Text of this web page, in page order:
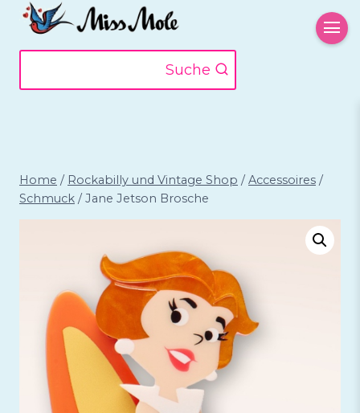
Zum
Inhalt
springen
Suche
Home / Rockabilly und Vintage Shop / Accessoires /
Schmuck / Jane Jetson Brosche